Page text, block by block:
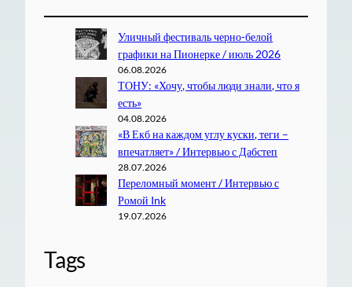
Уличный фестиваль черно-белой
графики на Пионерке / июль 2026
06.08.2026
ТОНУ: «Хочу, чтобы люди знали, что я
есть»
04.08.2026
«В Екб на каждом углу куски, теги –
впечатляет» / Интервью с Дабстеп
28.07.2026
Переломный момент / Интервью с
Ромой Ink
19.07.2026
Tags